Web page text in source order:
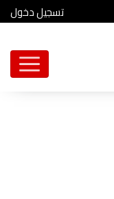
تسجيل دخول